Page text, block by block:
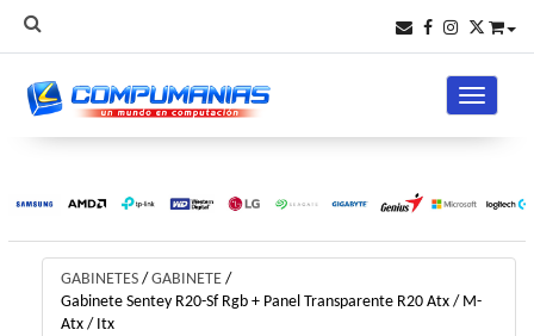
Toggle
GABINETES / GABINETE /
Gabinete Sentey R20-Sf Rgb + Panel Transparente R20 Atx / M-
Atx / Itx